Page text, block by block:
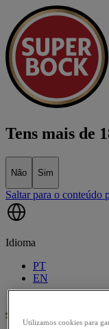
Tens mais de
Não Sim
Saltar para o conteúdo
Idioma
PT
EN
Utilizamos cookies para